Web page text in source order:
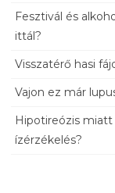
Fesztivál és
ittál?
Visszatérő hasi
Vajon ez már
Hipotireózis
ízérzékelés?